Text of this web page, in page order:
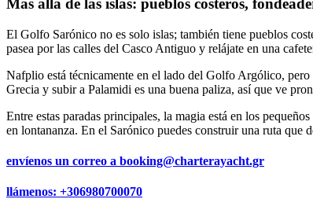
Más allá de las islas: pueblos costeros,
El Golfo Sarónico no es solo islas; también tiene pueblos
pasea por las calles del Casco Antiguo y relájate en una
Nafplio está técnicamente en el lado del Golfo Argólico, pero
Grecia y subir a Palamidi es una buena paliza, así que ve
Entre estas paradas principales, la magia está en los
en lontananza. En el Sarónico puedes construir una ruta que
envíenos un correo a booking@charterayacht.gr
llámenos: +306980700070